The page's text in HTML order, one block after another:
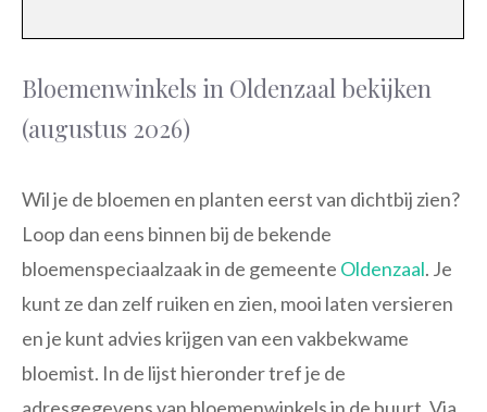
Bloemenwinkels in Oldenzaal bekijken
(augustus 2026)
Wil je de bloemen en planten eerst van dichtbij zien?
Loop dan eens binnen bij de bekende
bloemenspeciaalzaak in de gemeente Oldenzaal. Je
kunt ze dan zelf ruiken en zien, mooi laten versieren
en je kunt advies krijgen van een vakbekwame
bloemist. In de lijst hieronder tref je de